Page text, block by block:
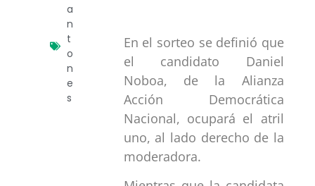
a
n
t
o
n
e
s
En el sorteo se definió que
el candidato Daniel
Noboa, de la Alianza
Acción Democrática
Nacional, ocupará el atril
uno, al lado derecho de la
moderadora.